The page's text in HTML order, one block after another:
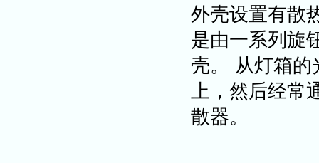
外壳设置有散
是由一系列旋
壳。 从灯箱的
上，然后经常
散器。